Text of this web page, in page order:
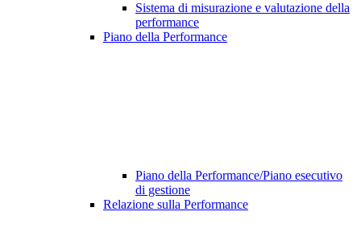
Sistema di misurazione e valutazione della
performance
Piano della Performance
Piano della Performance/Piano esecutivo
di gestione
Relazione sulla Performance